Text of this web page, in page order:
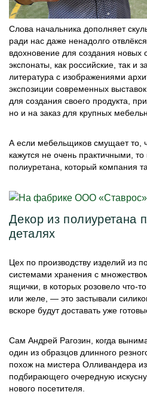
Слова начальника дополняет
ради нас даже ненадолго
вдохновение для создания
экспонаты, как российские, так и
литература с изображениями
экспозиции современных
для создания своего продукта,
но и на заказ для крупных
А если мебельщиков смущает то,
кажутся не очень практичными,
полиуретана, который компания
Декор из полиуретана
деталях
Цех по производству изделий из
системами хранения с
ящички, в которых розовело что-
или желе, — это застывали
вскоре будут доставать уже
Сам Андрей Рагозин, когда
один из образцов длинного
похож на мистера Олливандера из
подбирающего очередную
нового посетителя.